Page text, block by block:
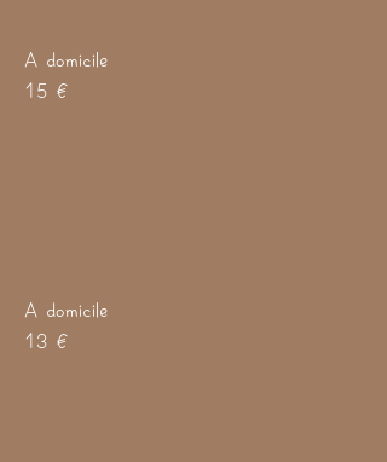
A domicile
15 €
A domicile
13 €